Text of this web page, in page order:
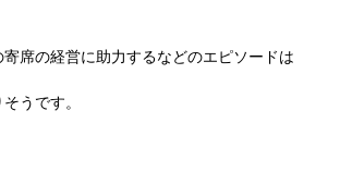
寄席の経営に助力するなどのエピソードは
うです。